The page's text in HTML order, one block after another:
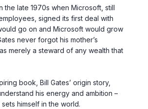
signed its first deal with
go on and Microsoft would grow
never forgot his mother’s
merely a steward of any wealth that
his energy and ambition –
himself in the world.